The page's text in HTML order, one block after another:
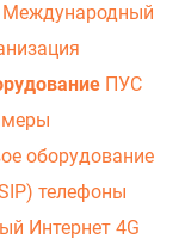
Международный
ПУС
оборудование
телефоны
Интернет 4G